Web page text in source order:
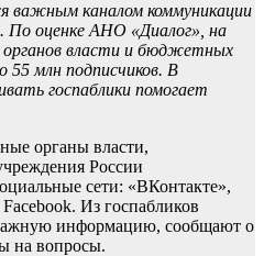
важным каналом коммуникации
оценке АНО «Диалог», на
органов власти и бюджетных
55 млн подписчиков. В
госпаблики помогает
органы власти,
России
сети: «ВКонтакте»,
Из госпабликов
информацию, сообщают о
на вопросы.